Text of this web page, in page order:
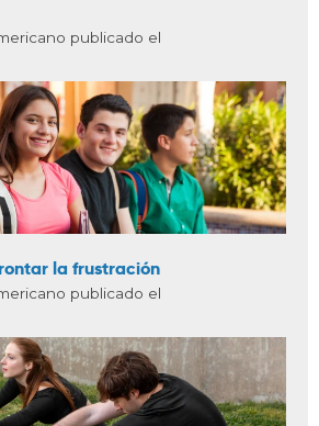
publicado el
la frustración
publicado el